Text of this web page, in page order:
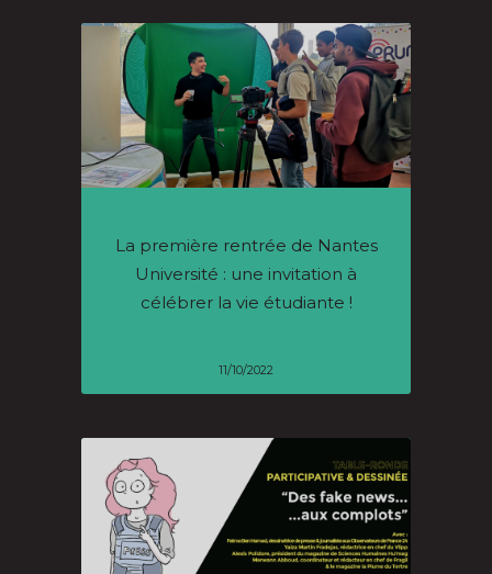
La première rentrée de Nantes
Université : une invitation à
célébrer la vie étudiante !
11/10/2022